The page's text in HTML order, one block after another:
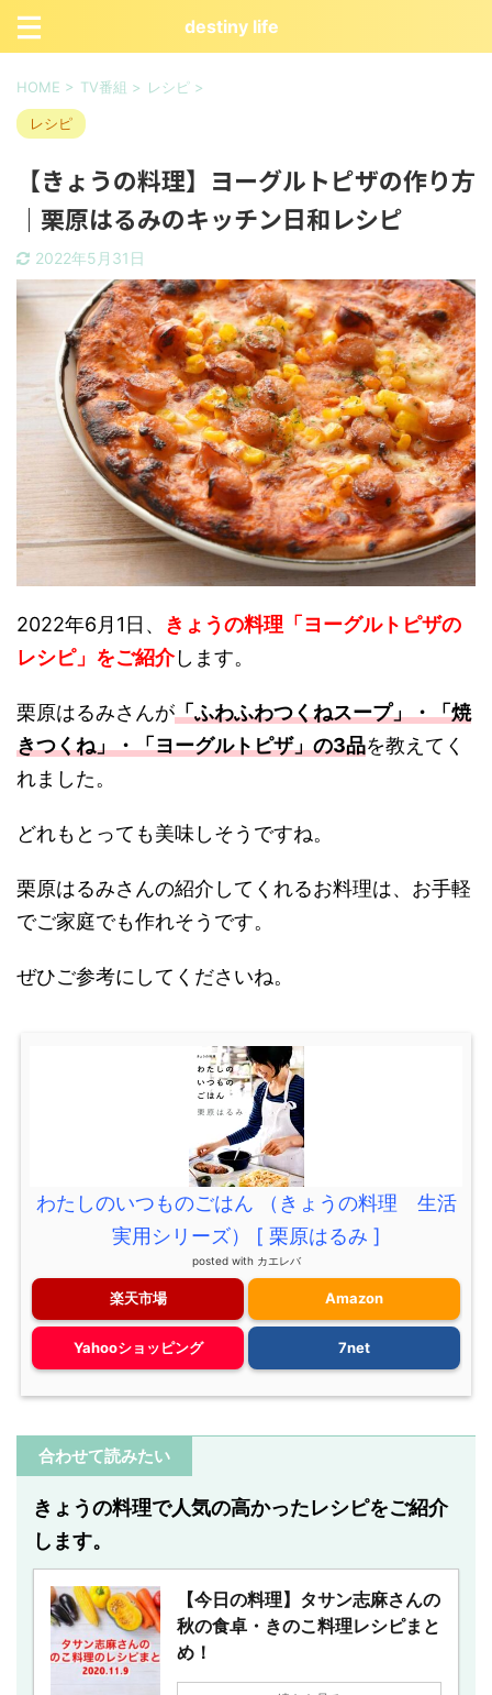
destiny life
HOME > TV番組 > レシピ >
レシピ
【きょうの料理】ヨーグルトピザの作り方
｜栗原はるみのキッチン日和レシピ
2022年5月31日
2022年6月1日、 きょうの料理「ヨーグルトピザの
レシピ」をご紹介します。
栗原はるみさんが「ふわふわつくねスープ」・「焼
きつくね」・「ヨーグルトピザ」の3品を教えてく
れました。
どれもとっても美味しそうですね。
栗原はるみさんの紹介してくれるお料理は、お手軽
でご家庭でも作れそうです。
ぜひご参考にしてくださいね。
わたしのいつものごはん （きょうの料理 生活
実用シリーズ） [ 栗原はるみ ]
posted with カエレバ
楽天市場 Amazon
Yahooショッピング 7net
合わせて読みたい
きょうの料理で人気の高かったレシピをご紹介
します。
【今日の料理】タサン志麻さんの
秋の食卓・きのこ料理レシピまと
め！